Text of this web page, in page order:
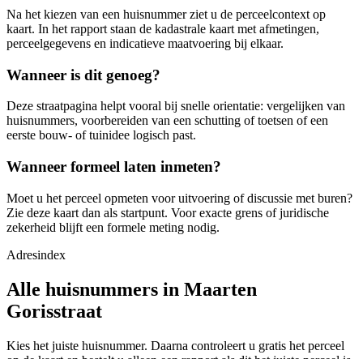
Na het kiezen van een huisnummer ziet u de perceelcontext op
kaart. In het rapport staan de kadastrale kaart met afmetingen,
perceelgegevens en indicatieve maatvoering bij elkaar.
Wanneer is dit genoeg?
Deze straatpagina helpt vooral bij snelle orientatie: vergelijken van
huisnummers, voorbereiden van een schutting of toetsen of een
eerste bouw- of tuinidee logisch past.
Wanneer formeel laten inmeten?
Moet u het perceel opmeten voor uitvoering of discussie met buren?
Zie deze kaart dan als startpunt. Voor exacte grens of juridische
zekerheid blijft een formele meting nodig.
Adresindex
Alle huisnummers in Maarten
Gorisstraat
Kies het juiste huisnummer. Daarna controleert u gratis het perceel